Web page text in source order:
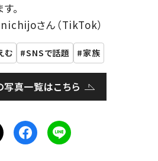
。
さん（TikTok）
む SNSで話題 家族
写真一覧はこちら